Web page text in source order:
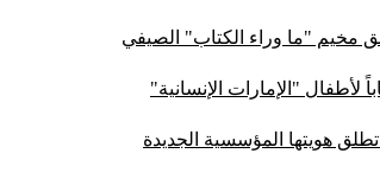
مخيم "ما وراء الكتاب" الصيفي
هويتها المؤسسية الجديدة